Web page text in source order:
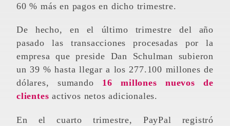
60 % más en pagos en dicho trimestre.
De hecho, en el último trimestre del año
pasado las transacciones procesadas por la
empresa que preside Dan Schulman subieron
un 39 % hasta llegar a los 277.100 millones de
dólares, sumando 16 millones nuevos de
clientes activos netos adicionales.
En el cuarto trimestre, PayPal registró